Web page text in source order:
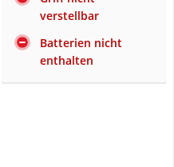
verstellbar
Batterien nicht
enthalten